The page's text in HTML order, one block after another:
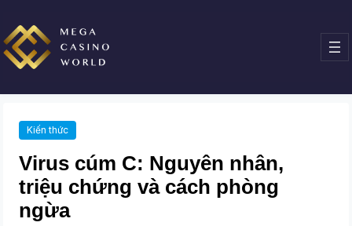
đến
phần
nội
dung
Kiến thức
Virus cúm C: Nguyên nhân,
triệu chứng và cách phòng
ngừa